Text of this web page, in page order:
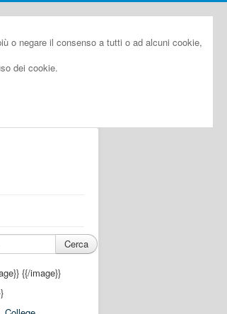
o negare il consenso a tutti o ad alcuni cookie,
dei cookie.
Cerca
{{/image}}